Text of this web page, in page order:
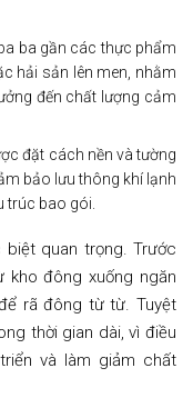
ba gần các thực phẩm
hải sản lên men, nhằm
đến chất lượng cảm
đặt cách nền và tường
bảo lưu thông khí lạnh
trúc bao gói.
quan trọng. Trước
kho đông xuống ngăn
rã đông từ từ. Tuyệt
thời gian dài, vì điều
và làm giảm chất